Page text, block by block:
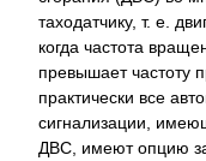
таходатчику, т. е.
когда частота
превышает частоту
практически все
сигнализации,
ДВС, имеют опцию